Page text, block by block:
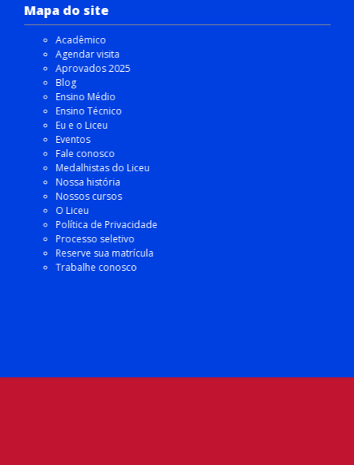
Mapa do site
Acadêmico
Agendar visita
Aprovados 2025
Blog
Ensino Médio
Ensino Técnico
Eu e o Liceu
Eventos
Fale conosco
Medalhistas do Liceu
Nossa história
Nossos cursos
O Liceu
Política de Privacidade
Processo seletivo
Reserve sua matrícula
Trabalhe conosco